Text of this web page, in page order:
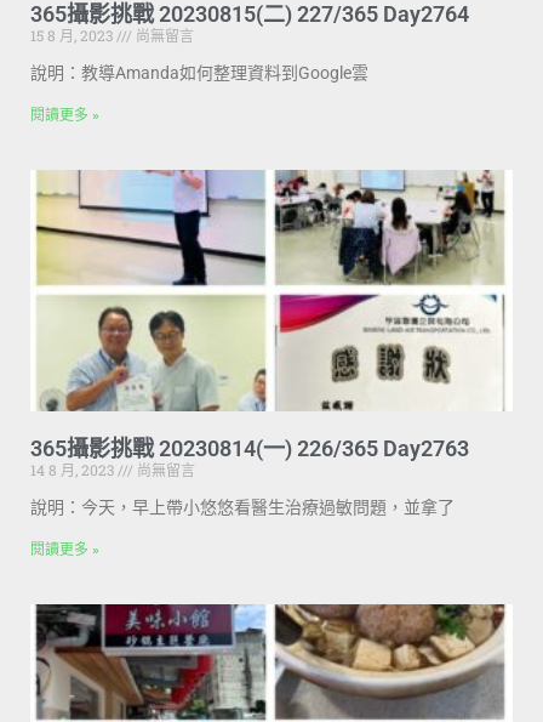
365攝影挑戰 20230815(二) 227/365 Day2764
15 8 月, 2023
尚無留言
說明：教導Amanda如何整理資料到Google雲
閱讀更多 »
365攝影挑戰 20230814(一) 226/365 Day2763
14 8 月, 2023
尚無留言
說明：今天，早上帶小悠悠看醫生治療過敏問題，並拿了
閱讀更多 »